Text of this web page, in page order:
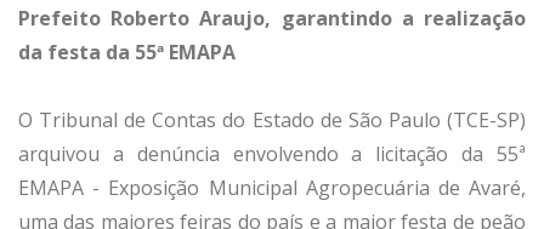
Prefeito Roberto Araujo, garantindo a realização
da festa da 55ª EMAPA
O Tribunal de Contas do Estado de São Paulo (TCE-SP)
arquivou a denúncia envolvendo a licitação da 55ª
EMAPA - Exposição Municipal Agropecuária de Avaré,
uma das maiores feiras do país e a maior festa de peão